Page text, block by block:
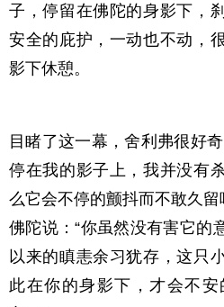
子，停留在佛陀的身影下，
安全的庇护，一动也不动，
影下休憩。
目睹了这一幕，舍利弗很好
停在我的影子上，我并没有
么它会不停的颤抖而不敢久留
佛陀说：“你虽然没有害它的
以来的瞋恚余习犹存，这只
此在你的身影下，才会不